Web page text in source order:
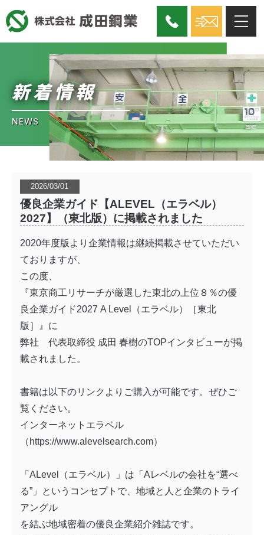
新着情報
NEWS
2026/03/01
優良企業ガイド【ALEVEL（エラベル）
2027】（東北版）に掲載されました
2020年度版より企業情報は継続掲載させていただい
ておりますが、
この度、
『東京商工リサーチが厳選した東北の上位８％の優
良企業ガイド2027 A Level
（エラベル）［東北
版］』に
弊社 代表取締役 成田 春樹のTOPインタビューが掲
載されました。
書籍は以下のリンクよりご購入が可能です。ぜひご
覧ください。
インターネットエラベル
（https://www.alevelsearch.com）
「 ALevel （エラベル）」は「 Aレベルの会社を“選べ
る” 」というコンセプトで、地域と人と企業のトライ
アングル
を結ぶ地域密着の優良企業紹介雑誌です。